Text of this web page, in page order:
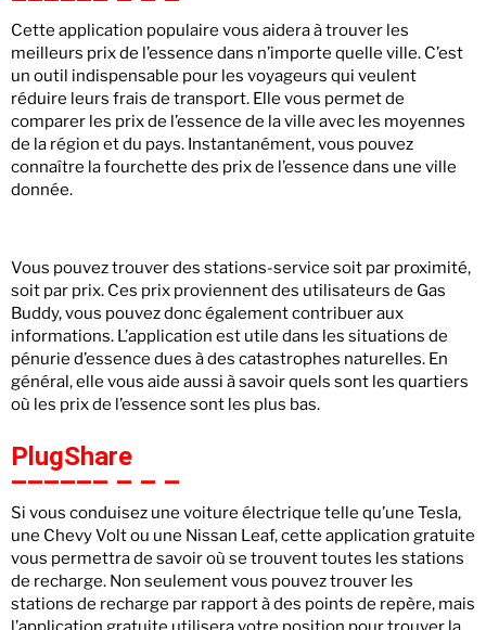
Cette application populaire vous aidera à trouver les
meilleurs prix de l’essence dans n’importe quelle ville. C’est
un outil indispensable pour les voyageurs qui veulent
réduire leurs frais de transport. Elle vous permet de
comparer les prix de l’essence de la ville avec les moyennes
de la région et du pays. Instantanément, vous pouvez
connaître la fourchette des prix de l’essence dans une ville
donnée.
Vous pouvez trouver des stations-service soit par proximité,
soit par prix. Ces prix proviennent des utilisateurs de Gas
Buddy, vous pouvez donc également contribuer aux
informations. L’application est utile dans les situations de
pénurie d’essence dues à des catastrophes naturelles. En
général, elle vous aide aussi à savoir quels sont les quartiers
où les prix de l’essence sont les plus bas.
PlugShare
Si vous conduisez une voiture électrique telle qu’une Tesla,
une Chevy Volt ou une Nissan Leaf, cette application gratuite
vous permettra de savoir où se trouvent toutes les stations
de recharge. Non seulement vous pouvez trouver les
stations de recharge par rapport à des points de repère, mais